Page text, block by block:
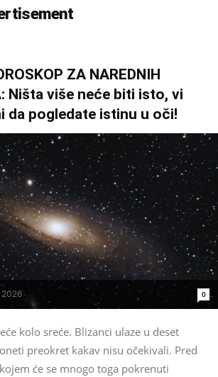
ZA NAREDNIH
Ništa više neće biti isto, vi
da pogledate istinu u oči!
2026 0
kolo sreće. Blizanci ulaze u deset
preokret kakav nisu očekivali. Pred
će se mnogo toga pokrenuti